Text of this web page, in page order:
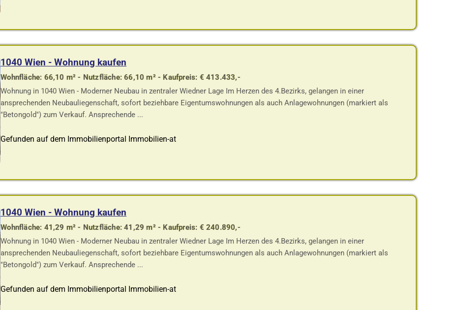
1040 Wien - Wohnung kaufen
Wohnfläche: 66,10 m² - Nutzfläche: 66,10 m² - Kaufpreis: € 413.433,-
Wohnung in 1040 Wien - Moderner Neubau in zentraler Wiedner Lage Im Herzen des 4.Bezirks, gelangen in einer
ansprechenden Neubauliegenschaft, sofort beziehbare Eigentumswohnungen als auch Anlagewohnungen (markiert als
"Betongold") zum Verkauf. Ansprechende ...
Gefunden auf dem Immobilienportal Immobilien-at
1040 Wien - Wohnung kaufen
Wohnfläche: 41,29 m² - Nutzfläche: 41,29 m² - Kaufpreis: € 240.890,-
Wohnung in 1040 Wien - Moderner Neubau in zentraler Wiedner Lage Im Herzen des 4.Bezirks, gelangen in einer
ansprechenden Neubauliegenschaft, sofort beziehbare Eigentumswohnungen als auch Anlagewohnungen (markiert als
"Betongold") zum Verkauf. Ansprechende ...
Gefunden auf dem Immobilienportal Immobilien-at